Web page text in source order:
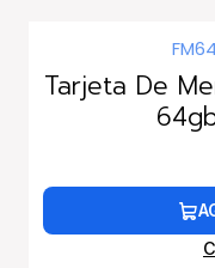
Tarjeta De